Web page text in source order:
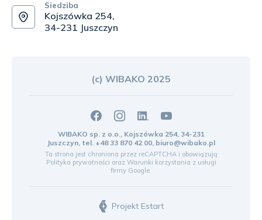
Siedziba
Kojszówka 254,
34-231 Juszczyn
(c) WIBAKO 2025
WIBAKO sp. z o.o., Kojszówka 254, 34-231
Juszczyn, tel. +48 33 870 42 00, biuro@wibako.pl
Ta strona jest chroniona przez reCAPTCHA i obowiązują
Polityka prywatności oraz Warunki korzystania z usługi
firmy Google.
Projekt Estart